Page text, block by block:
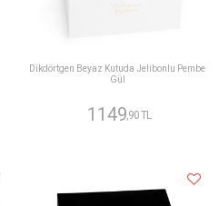
Dikdörtgen Beyaz Kutuda Jelibonlu Pembe
Gül
1149 ,90 TL